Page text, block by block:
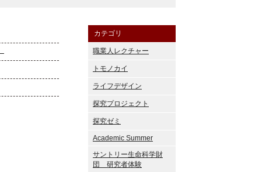
カテゴリ
職業人レクチャー
トモノカイ
ライフデザイン
探究プロジェクト
探究ゼミ
Academic Summer
サントリー生命科学財
団 研究者体験